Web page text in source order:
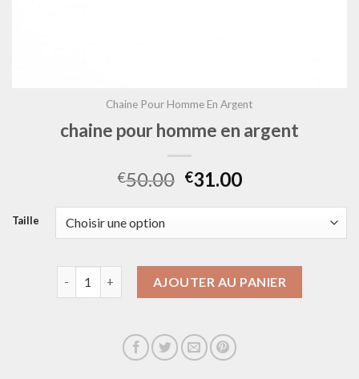
Chaine Pour Homme En Argent
chaine pour homme en argent
€50.00 €31.00
Taille
AJOUTER AU PANIER